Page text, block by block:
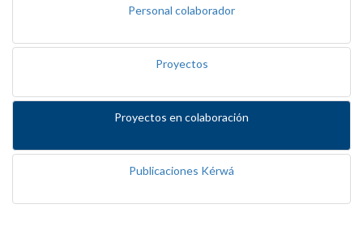
Personal colaborador
Proyectos
Proyectos en colaboración
Publicaciones Kérwá